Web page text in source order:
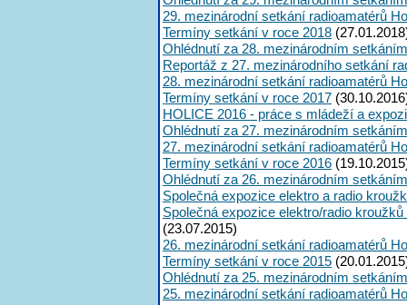
29. mezinárodní setkání radioamatérů
Termíny setkání v roce 2018
Ohlédnutí za 28. mezinárodním
Reportáž z 27. mezinárodního setkání
28. mezinárodní setkání radioamatérů
Termíny setkání v roce 2017
HOLICE 2016 - práce s mládeží a
Ohlédnutí za 27. mezinárodním
27. mezinárodní setkání radioamatérů
Termíny setkání v roce 2016
Ohlédnutí za 26. mezinárodním
Společná expozice elektro a radio
Společná expozice elektro/radio
(23.07.2015)
26. mezinárodní setkání radioamatérů
Termíny setkání v roce 2015
Ohlédnutí za 25. mezinárodním
25. mezinárodní setkání radioamatérů